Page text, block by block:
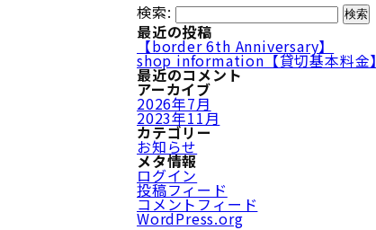
検索:
最近の投稿
【border 6th Anniversary】
shop information【貸切基本料金】
最近のコメント
アーカイブ
2026年7月
2023年11月
カテゴリー
お知らせ
メタ情報
ログイン
投稿フィード
コメントフィード
WordPress.org